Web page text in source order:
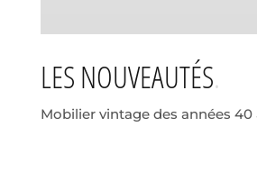
LES NOUVEAUTÉS
Mobilier vintage des années 40